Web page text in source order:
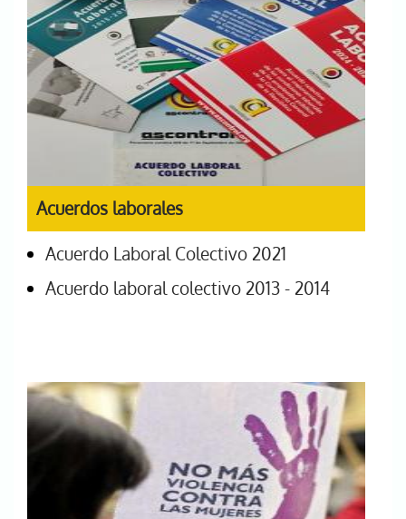
Acuerdos laborales
Acuerdo Laboral Colectivo 2021
Acuerdo laboral colectivo 2013 - 2014